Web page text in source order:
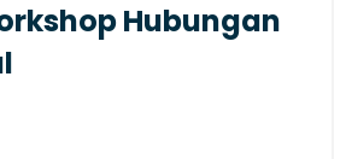
Hubungan